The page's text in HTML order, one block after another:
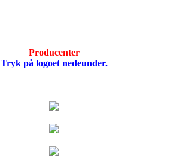
Producenter
Tryk på logoet nedeunder.